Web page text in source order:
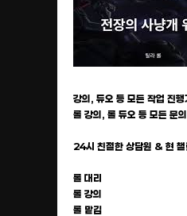
강의, 듀오 등 모든 작업 진행
롤 강의, 롤 듀오 등 모든
24시 친절한 상담원 & 현 챌
롤 대리
롤 강의
롤 맡김